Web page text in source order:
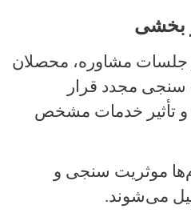
بخشی
جلسات مشاوره، محصلان
سنجی مجدد قرار
و تأثیر خدمات مشخص
موثریت سنجی و
می‌شوند.